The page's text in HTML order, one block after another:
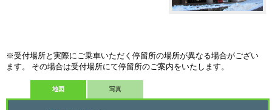
※受付場所と実際にご乗車いただく停留所の場所が異なる場合がござい
ます。 その場合は受付場所にて停留所のご案内をいたします。
地図 写真